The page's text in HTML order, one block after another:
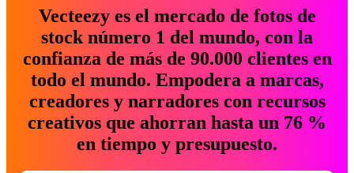
Vecteezy es el mercado de fotos de
stock número 1 del mundo, con la
confianza de más de 90.000 clientes en
todo el mundo. Empodera a marcas,
creadores y narradores con recursos
creativos que ahorran hasta un 76 %
en tiempo y presupuesto.